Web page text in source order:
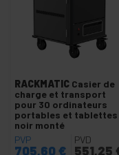
RACKMATIC Casier de
charge et transport
pour 30 ordinateurs
portables et tablettes
noir monté
PVP
705,60 €
PVD
551,25